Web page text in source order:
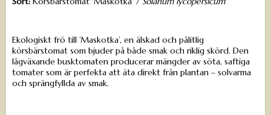
Ekologiskt frö till ’Maskotka’, en älskad och pålitlig
körsbärstomat som bjuder på både smak och riklig skörd. Den
lågväxande busktomaten producerar mängder av söta, saftiga
tomater som är perfekta att äta direkt från plantan – solvarma
och sprängfyllda av smak.